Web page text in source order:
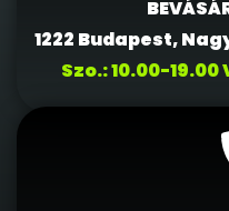
1222 Budapest,
Szo.: 10.00-